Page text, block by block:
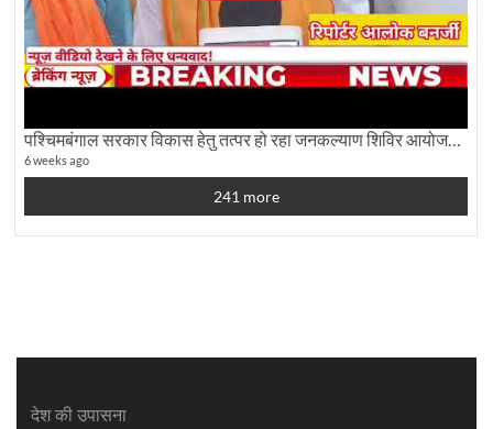
पश्चिमबंगाल सरकार विकास हेतु तत्पर हो रहा जनकल्याण शिविर आयोजन:कृषि मंत्री दूध कुमार मंडल से बातचीत
6 weeks ago
241 more
देश की उपासना